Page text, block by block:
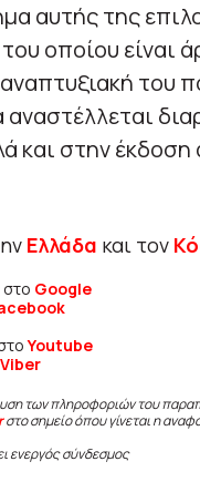
αυτής της
οποίου είναι
του
αναστέλλεται
και στην έκδοση
Ελλάδα και τον
στο Google
Youtube
Viber
των πληροφοριών του
στο σημείο όπου γίνεται η
ενεργός σύνδεσμος